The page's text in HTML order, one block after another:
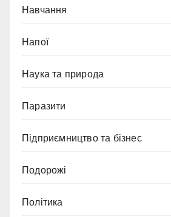
Навчання
Напої
Наука та природа
Паразити
Підприємництво та бізнес
Подорожі
Політика